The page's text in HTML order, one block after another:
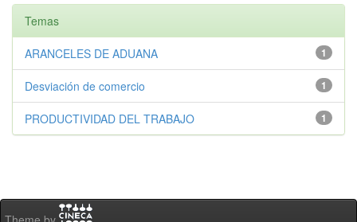
Temas
1
ARANCELES DE ADUANA
1
Desviación de comercio
1
PRODUCTIVIDAD DEL TRABAJO